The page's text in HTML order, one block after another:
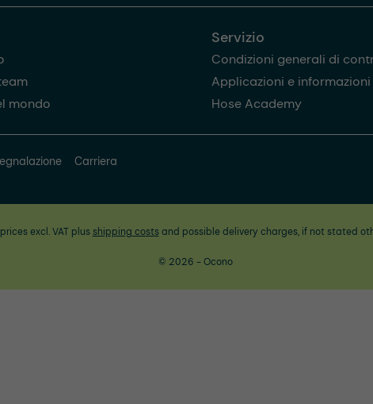
mondo
Servizio
Condizioni generali di
Applicazioni e
Hose Academy
Carriera
excl. VAT plus shipping costsand possible delivery charges, if not stated
© 2026 - Ocono